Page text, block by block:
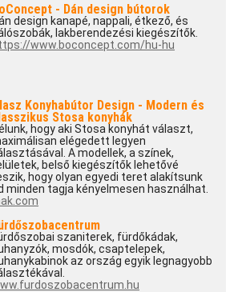
- Dán design bútorok
design kanapé, nappali, étkező, és
lakberendezési kiegészítők.
www.boconcept.com/hu-hu
Konyhabútor Design - Modern és
Stosa konyhák
hogy aki Stosa konyhát választ,
elégedett legyen
A modellek, a színek,
belső kiegészítők lehetővé
hogy olyan egyedi teret alakítsunk
minden tagja kényelmesen használhat.
szaniterek, fürdőkádak,
mosdók, csaptelepek,
az ország egyik legnagyobb